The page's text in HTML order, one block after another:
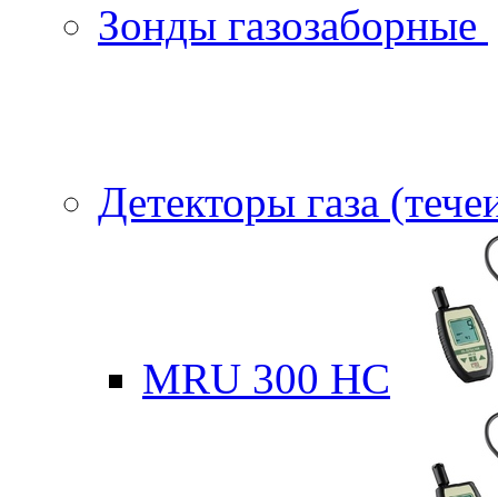
Зонды газозаборные
Детекторы газа
MRU 300 HC